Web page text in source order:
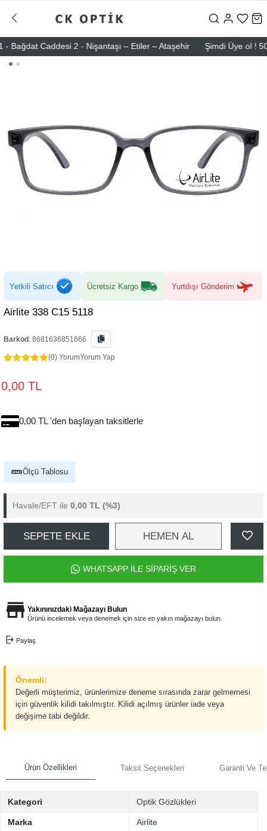
Caddesi 2 - Nişantaşı – Etiler – Ataşehir Şimdi Üye ol ! 5000
Yetkili Satıcı Ücretsiz Kargo Yurtdışı Gönderim
Airlite 338 C15 5118
Barkod : 8681636851666
(0) YorumYorum Yap
0,00 TL
0,00 TL 'den başlayan taksitlerle
Ölçü Tablosu
Havale/EFT ile 0,00 TL (%3)
SEPETE EKLE HEMEN AL
WHATSAPP İLE SİPARİŞ VER
Yakınınızdaki Mağazayı Bulun
Ürünü incelemek veya denemek için size en yakın mağazayı bulun.
Paylaş
Önemli:
Değerli müşterimiz, ürünlerimize deneme sırasında zarar gelmemesi
için güvenlik kilidi takılmıştır. Kilidi açılmış ürünler iade veya
değişime tabi değildir.
Ürün Özellikleri Taksit Seçenekleri Garanti Ve
Kategori Optik Gözlükleri
Marka Airlite